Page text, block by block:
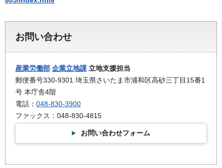
お問い合わせ
産業労働部 企業立地課 立地支援担当
郵便番号330-9301 埼玉県さいたま市浦和区高砂三丁目15番1
号 本庁舎4階
電話： 048-830-3900
ファックス：048-830-4815
お問い合わせフォーム